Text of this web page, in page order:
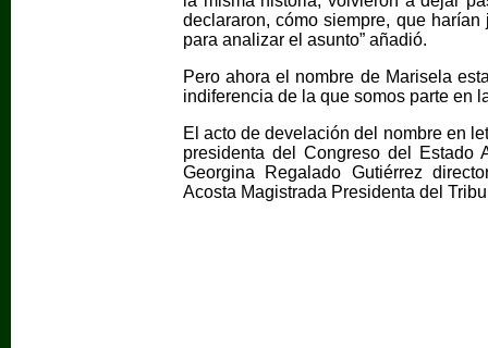
declararon, cómo siempre, que
para analizar el asunto” añadió.
Pero ahora el nombre de Marisela
indiferencia de la que somos parte en
El acto de develación del nombre en
presidenta del Congreso del Estado
Georgina Regalado Gutiérrez
Acosta Magistrada Presidenta del